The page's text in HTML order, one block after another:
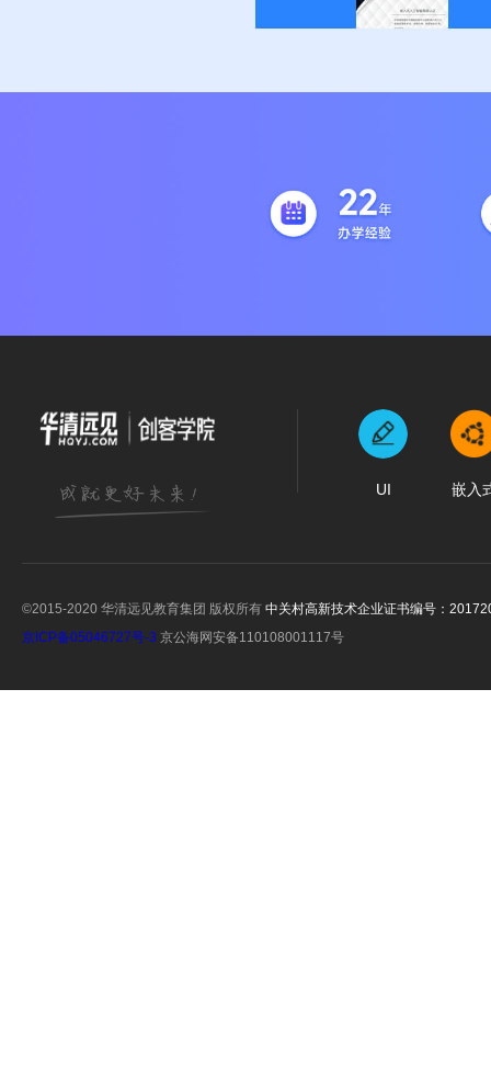
UI 嵌入
©2015-2020 华清远见教育集团 版权所有 中关村高新技术企业证书编号：
京ICP备05046727号-3 京公海网安备110108001117号